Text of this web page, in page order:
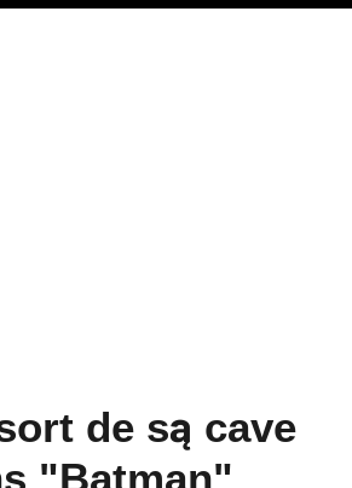
de są cave
"Batman"